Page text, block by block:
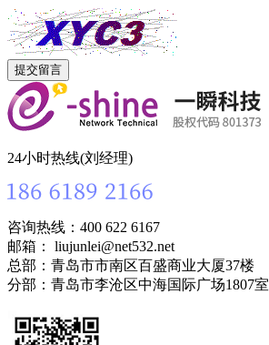
24小时热线(刘经理)
咨询热线：400 622 6167
邮箱： liujunlei@net532.net
总部：青岛市市南区百盛商业大厦37楼
分部：青岛市李沧区中海国际广场1807室